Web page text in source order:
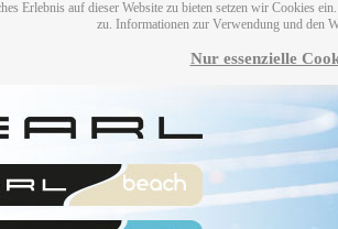
Erlebnis auf dieser Website zu bieten setzen wir Cookies
zu. Informationen zur Verwendung und den
Nur essenzielle